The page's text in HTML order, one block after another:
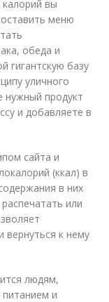
вы
меню
обеда и
гигантскую базу
уличного
нужный продукт
и добавляете в
сайта и
(ккал) в
в них
или
вернуться к нему
людям,
и